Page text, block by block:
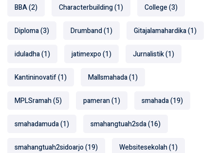
BBA(2) Characterbuilding(1) College(3)
Diploma(3) Drumband(1) Gitajalamahardika(1)
iduladha(1) jatimexpo(1) Jurnalistik(1)
Kantininovatif(1) Mallsmahada(1)
MPLSramah(5) pameran(1) smahada(19)
smahadamuda(1) smahangtuah2sda(16)
smahangtuah2sidoarjo(19) Websitesekolah(1)